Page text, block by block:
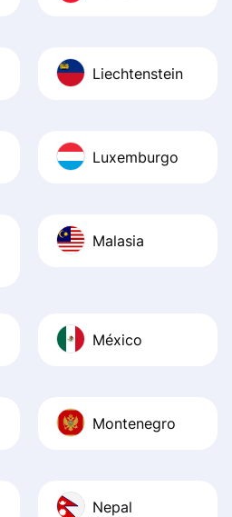
Liechtenstein
Luxemburgo
Malasia
México
Montenegro
Nepal